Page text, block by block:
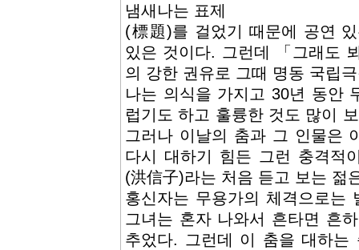
냄새나는 표제
(標題)를 걸었기 때문에 공연
있은 것이다. 그런데 「그래도
의 강한 권유로 그때 명동 국립
나는 의식을 가지고 30년 동안
럽기도 하고 훌륭한 것도 많이
그러나 이날의 춤과 그 인물은
다시 대하기 힘든 그런 충격적
(洪信子)라는 처음 듣고 보는 젊
홍신자는 무용가의 체격으로는
그녀는 혼자 나와서 흔타면 흔
추었다. 그런데 이 춤을 대하